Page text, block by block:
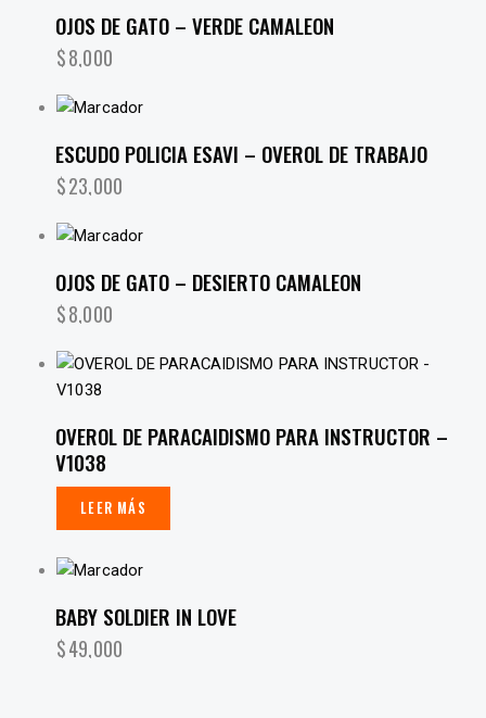
OJOS DE GATO – VERDE CAMALEON
$8,000
ESCUDO POLICIA ESAVI – OVEROL DE TRABAJO
$23,000
OJOS DE GATO – DESIERTO CAMALEON
$8,000
OVEROL DE PARACAIDISMO PARA INSTRUCTOR –
V1038
LEER MÁS
BABY SOLDIER IN LOVE
$49,000